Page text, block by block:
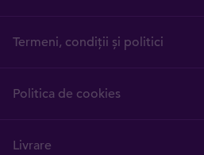
Termeni, condiții și politici
Politica de cookies
Livrare